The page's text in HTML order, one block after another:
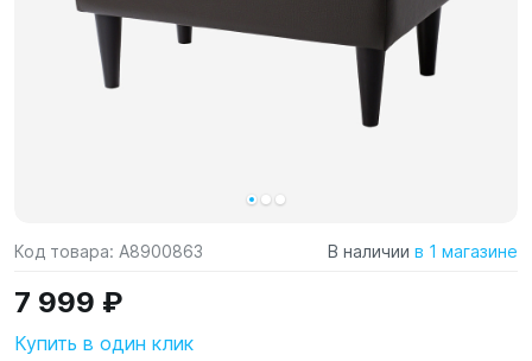
Код товара: A8900863 В наличии в 1 магазине
7 999 ₽
Купить в один клик